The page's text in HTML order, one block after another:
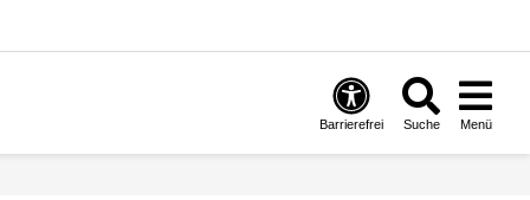
Barrierefrei Suche Menü